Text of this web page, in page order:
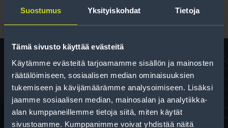
Suostumus Yksityiskohdat Tietoja
Tämä sivusto käyttää evästeitä
Käytämme evästeitä tarjoamamme sisällön ja mainosten
räätälöimiseen, sosiaalisen median ominaisuuksien
tukemiseen ja kävijämäärämme analysoimiseen. Lisäksi
jaamme sosiaalisen median, mainosalan ja analytiikka-
alan kumppaneillemme tietoja siitä, miten käytät
sivustoamme. Kumppanimme voivat yhdistää näitä
Rengas­laskuri
Auttaa sinua valitsemaan oikean kokoisen renkaan,
kun vaihdat rengaskokoa.